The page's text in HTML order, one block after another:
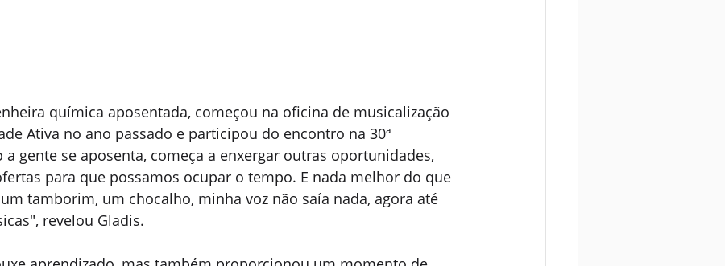
química aposentada, começou na oficina de musicalização
Ativa no ano passado e participou do encontro na 30ª
a gente se aposenta, começa a enxergar outras oportunidades,
para que possamos ocupar o tempo. E nada melhor do que
tamborim, um chocalho, minha voz não saía nada, agora até
revelou Gladis.